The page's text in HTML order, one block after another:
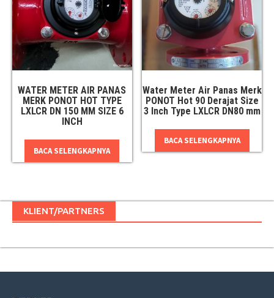
WATER METER AIR PANAS
MERK PONOT HOT TYPE
LXLCR DN 150 MM SIZE 6
INCH
BACA SELENGKAPNYA
Water Meter Air Panas Merk
PONOT Hot 90 Derajat Size
3 Inch Type LXLCR DN80 mm
BACA SELENGKAPNYA
KLIENT/PARTNERS